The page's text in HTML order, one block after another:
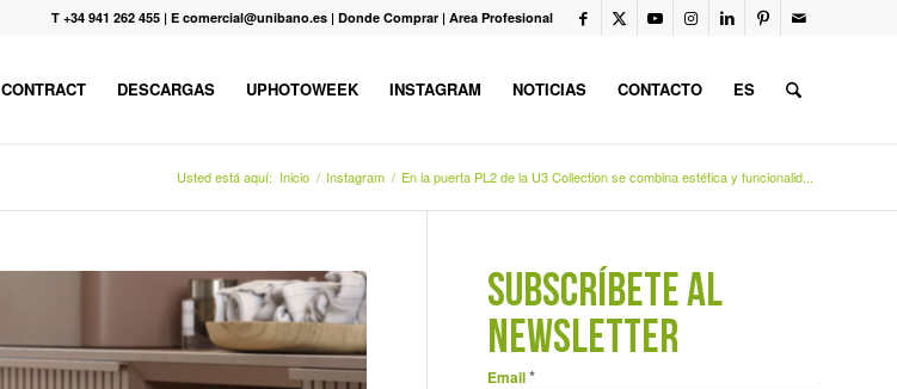
T +34 941 262 455 | E comercial@unibano.es | Donde Comprar | Area Profesional
CONTRACT DESCARGAS UPHOTOWEEK INSTAGRAM NOTICIAS CONTACTO ES
Usted está aquí: Inicio / Instagram / En la puerta PL2 de la U3 Collection se combina estética y funcionalid...
SUBSCRÍBETE AL
NEWSLETTER
Email*